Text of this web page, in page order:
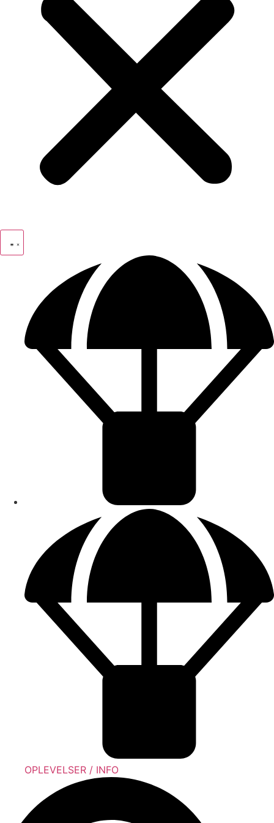
OPLEVELSER / INFO